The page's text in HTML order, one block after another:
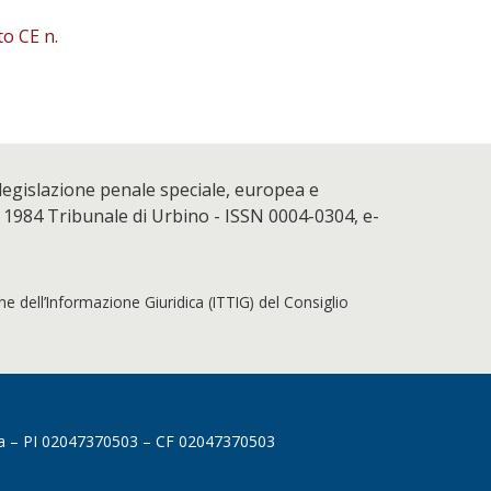
CE n.
penale speciale, europea e
Tribunale di Urbino - ISSN 0004-0304, e-
dell’Informazione Giuridica (ITTIG) del Consiglio
PI 02047370503 – CF 02047370503